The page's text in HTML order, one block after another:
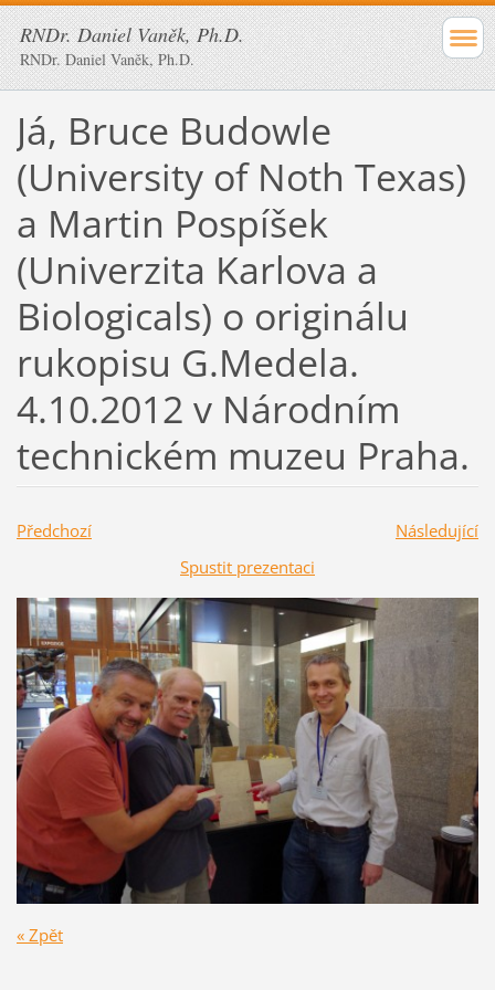
RNDr. Daniel Vaněk, Ph.D.
RNDr. Daniel Vaněk, Ph.D.
Já, Bruce Budowle
(University of Noth Texas)
a Martin Pospíšek
(Univerzita Karlova a
Biologicals) o originálu
rukopisu G.Medela.
4.10.2012 v Národním
technickém muzeu Praha.
Předchozí
Následující
Spustit prezentaci
« Zpět